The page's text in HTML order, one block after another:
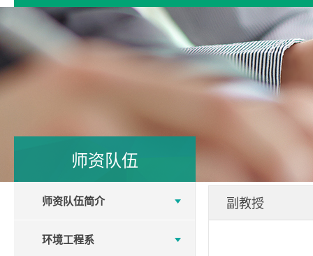
师资队伍
师资队伍简介
环境工程系
副教授